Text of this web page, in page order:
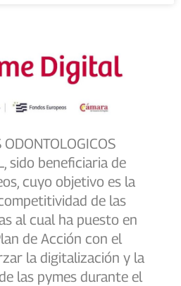
ODONTOLOGICOS
sido beneficiaria de
cuyo objetivo es la
de las
al cual ha puesto en
de Acción con el
la digitalización y la
las pymes durante el